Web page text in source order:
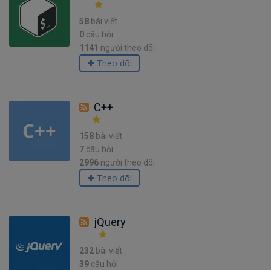
58 bài viết
0 câu hỏi
1141 người theo dõi
Theo dõi
C++
158 bài viết
7 câu hỏi
2996 người theo dõi
Theo dõi
jQuery
232 bài viết
39 câu hỏi